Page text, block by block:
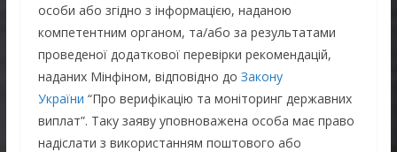
особи або згідно з інформацією, наданою
компетентним органом, та/або за результатами
проведеної додаткової перевірки рекомендацій,
наданих Мінфіном, відповідно до Закону
України “Про верифікацію та моніторинг державних
виплат”. Таку заяву уповноважена особа має право
надіслати з використанням поштового або